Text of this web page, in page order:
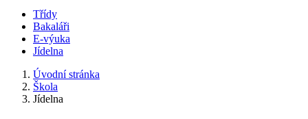
Třídy
Bakaláři
E-výuka
Jídelna
Úvodní stránka
Škola
Jídelna